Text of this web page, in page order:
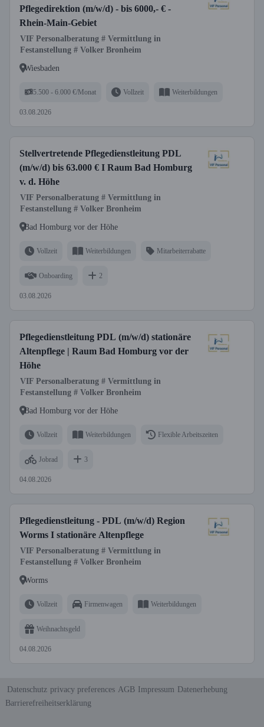
Pflegedirektion (m/w/d) - bis 6000,- € -
Rhein-Main-Gebiet
VIF Personalberatung # Vermittlung in
Festanstellung # Volker Bronheim
Wiesbaden
5.500 - 6.000 €/Monat Vollzeit Weiterbildungen
03.08.2026
Stellvertretende Pflegedienstleitung PDL
(m/w/d) bis 63.000 € I Raum Bad Homburg
v. d. Höhe
VIF Personalberatung # Vermittlung in
Festanstellung # Volker Bronheim
Bad Homburg vor der Höhe
Vollzeit Weiterbildungen Mitarbeiterrabatte
Onboarding 2
03.08.2026
Pflegedienstleitung PDL (m/w/d) stationäre
Altenpflege | Raum Bad Homburg vor der
Höhe
VIF Personalberatung # Vermittlung in
Festanstellung # Volker Bronheim
Bad Homburg vor der Höhe
Vollzeit Weiterbildungen Flexible Arbeitszeiten
Jobrad 3
04.08.2026
Pflegedienstleitung - PDL (m/w/d) Region
Worms I stationäre Altenpflege
VIF Personalberatung # Vermittlung in
Festanstellung # Volker Bronheim
Worms
Vollzeit Firmenwagen Weiterbildungen
Weihnachtsgeld
04.08.2026
Datenschutz privacy preferences AGB Impressum Datenerhebung
Barrierefreiheitserklärung